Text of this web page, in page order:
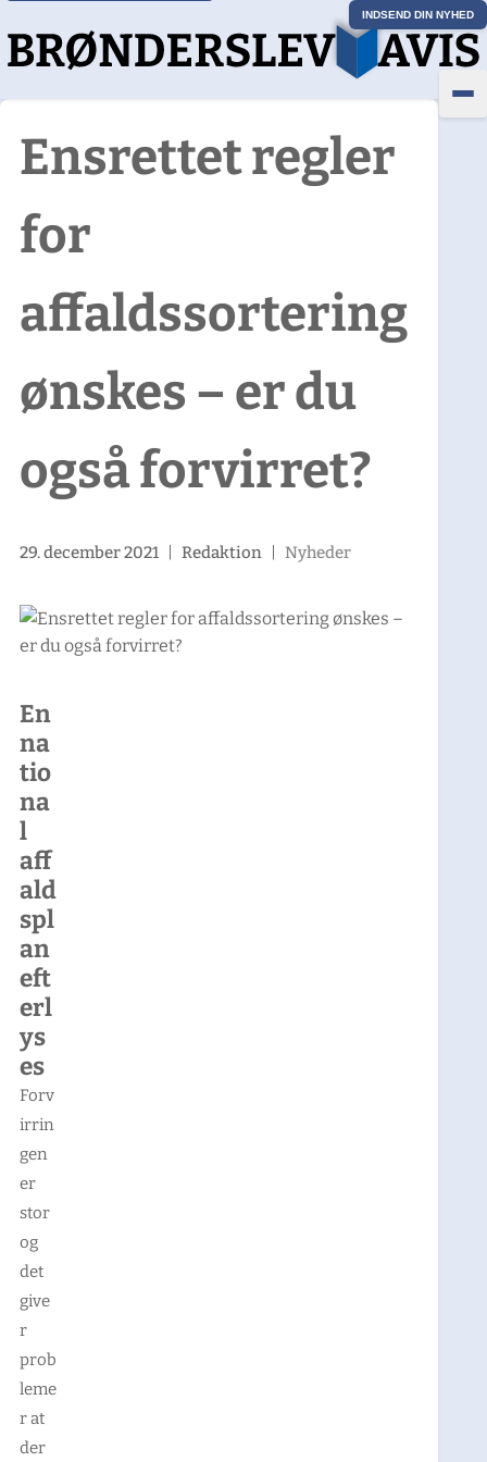
INDSEND DIN NYHED
Ensrettet regler
for
affaldssortering
ønskes – er du
også forvirret?
29. december 2021 |Redaktion |Nyheder
En
na
tio
na
l
aff
ald
spl
an
eft
erl
ys
es
Forv
irrin
gen
er
stor
og
det
give
r
prob
leme
r at
der